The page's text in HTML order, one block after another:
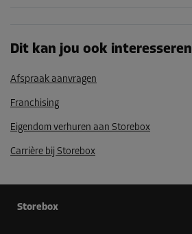
Dit kan jou ook interesseren
Afspraak aanvragen
Franchising
Eigendom verhuren aan Storebox
Carrière bij Storebox
Storebox